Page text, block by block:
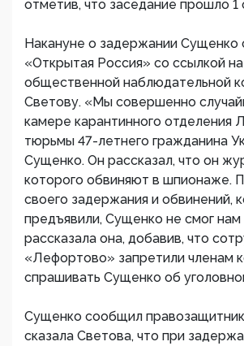
отметив, что заседание прошло 1
Накануне о задержании Сущенко
«Открытая Россия» со ссылкой
общественной наблюдательной
Светову. «Мы совершенно
камере карантинного отделения
тюрьмы 47-летнего гражданина
Сущенко. Он рассказал, что он
которого обвиняют в шпионаже.
своего задержания и обвинений,
предъявили, Сущенко не смог
рассказала она, добавив, что
«Лефортово» запретили членам
спрашивать Сущенко об
Сущенко сообщил
сказала Светова, что при